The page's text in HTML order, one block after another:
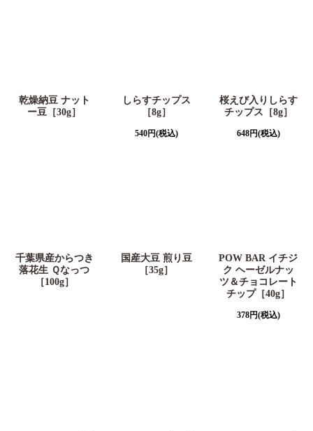
乾燥納豆 ナット
ー豆［30g］
しらすチップス
［8g］
540円(税込)
桜えび入りしらす
チップス［8g］
648円(税込)
千葉県産からつき
落花生 Ｑなっつ
［100g］
国産大豆 煎り豆
［35g］
POW BAR イチジ
ク ヘーゼルナッ
ツ＆チョコレート
チップ［40g］
378円(税込)